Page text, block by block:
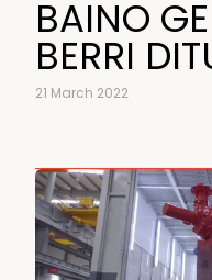
BAINO
BERRI
21 March 2022